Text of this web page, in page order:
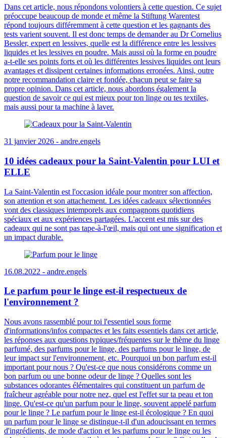
Dans cet article, nous répondons volontiers à cette question. Ce sujet
préoccupe beaucoup de monde et même la Stiftung Warentest
répond toujours différemment à cette question et les gagnants des
tests varient souvent. Il est donc temps de demander au Dr Cornelius
Bessler, expert en lessives, quelle est la différence entre les lessives
liquides et les lessives en poudre. Mais aussi où la forme en poudre
a-t-elle ses points forts et où les différentes lessives liquides ont leurs
avantages et dissipent certaines informations erronées. Ainsi, outre
notre recommandation claire et fondée, chacun peut se faire sa
propre opinion. Dans cet article, nous abordons également la
question de savoir ce qui est mieux pour ton linge ou tes textiles,
mais aussi pour ta machine à laver.
31 janvier 2026 - andre.engels
10 idées cadeaux pour la Saint-Valentin pour LUI et
ELLE
La Saint-Valentin est l'occasion idéale pour montrer son affection,
son attention et son attachement. Les idées cadeaux sélectionnées
vont des classiques intemporels aux compagnons quotidiens
spéciaux et aux expériences partagées. L'accent est mis sur des
cadeaux qui ne sont pas tape-à-l'œil, mais qui ont une signification et
un impact durable.
16.08.2022 - andre.engels
Le parfum pour le linge est-il respectueux de
l'environnement ?
Nous avons rassemblé pour toi l'essentiel sous forme
d'informations/infos compactes et les faits essentiels dans cet article,
les réponses aux questions typiques/fréquentes sur le thème du linge
parfumé, des parfums pour le linge, des parfums pour le linge, de
leur impact sur l'environnement, etc. Pourquoi un bon parfum est-il
important pour nous ? Qu'est-ce que nous considérons comme un
bon parfum ou une bonne odeur de linge ? Quelles sont les
substances odorantes élémentaires qui constituent un parfum de
fraîcheur agréable pour notre nez, quel est l'effet sur ta peau et ton
linge. Qu'est-ce qu'un parfum pour le linge, souvent appelé parfum
pour le linge ? Le parfum pour le linge est-il écologique ? En quoi
un parfum pour le linge se distingue-t-il d'un adoucissant en termes
d'ingrédients, de mode d'action et les parfums pour le linge ou les